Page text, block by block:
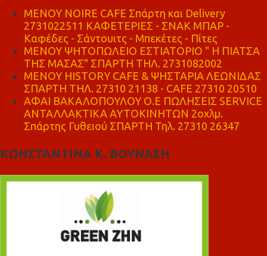
MENOY NOIRE CAFE Σπάρτη και Delivery
2731022511 ΚΑΦΕΤΕΡΙΕΣ - ΣΝΑΚ ΜΠΑΡ -
Καφέδες - Σάντουιτς - Μπεκέτες - Πίτες
ΜΕΝΟΥ ΨΗΤΟΠΩΛΕΙΟ ΕΣΤΙΑΤΟΡΙΟ " Η ΠΙΑΤΣΑ
ΤΗΣ ΜΑΣΑΣ" ΣΠΑΡΤΗ ΤΗΛ. 2731082002
ΜΕΝΟΥ HISTORY CAFE & ΨΗΣΤΑΡΙΑ ΛΕΩΝΙΔΑΣ
ΣΠΑΡΤΗ ΤΗΛ. 27310 21138 - CAFE 27310 20510
ΑΦΑΙ ΒΑΚΑΛΟΠΟΥΛΟΥ Ο.Ε ΠΩΛΗΣΕΙΣ SERVICE
ΑΝΤΑΛΛΑΚΤΙΚΑ ΑΥΤΟΚΙΝΗΤΩΝ 2οχλμ.
Σπάρτης Γυθειού ΣΠΑΡΤΗ Τηλ. 27310 26347
ΚΩΝΣΤΑΝΤΙΝΑ Κ. ΒΟΥΝΑΣΗ